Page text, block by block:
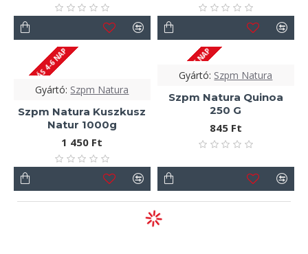
SZÁLLÍTÁS 4-6 NAP
Gyártó: Szpm Natura
Szpm Natura Kuszkusz
Natur 1000g
1 450 Ft
SZÁLLÍTÁS 4-6 NAP
Gyártó: Szpm Natura
Szpm Natura Quinoa
250 G
845 Ft